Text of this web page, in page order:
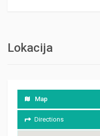
Lokacija
Map
Directions